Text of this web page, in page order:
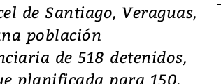
de Santiago, Veraguas,
población
de 518 detenidos,
planificada para 150.
Video, Japón: Terremoto
deja heridos y graves
daños en Kumamoto